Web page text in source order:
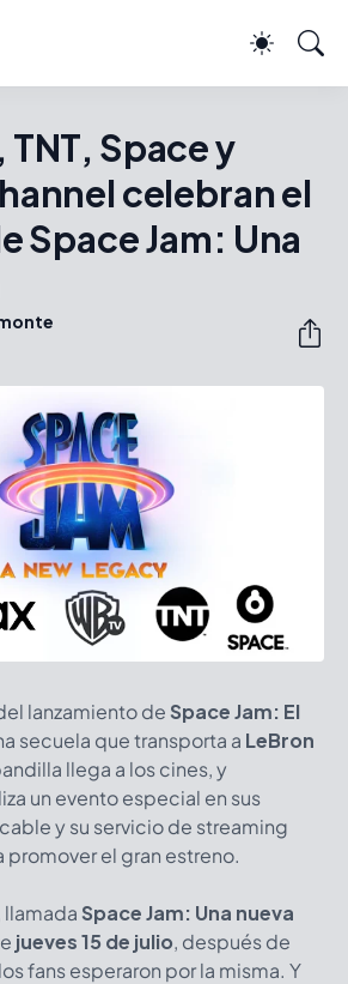
TNT, Space y
celebran el
Space Jam: Una
lanzamiento de Space Jam: El
secuela que transporta a LeBron
llega a los cines, y
un evento especial en sus
y su servicio de streaming
promover el gran estreno.
llamada Space Jam: Una nueva
jueves 15 de julio, después de
fans esperaron por la misma. Y